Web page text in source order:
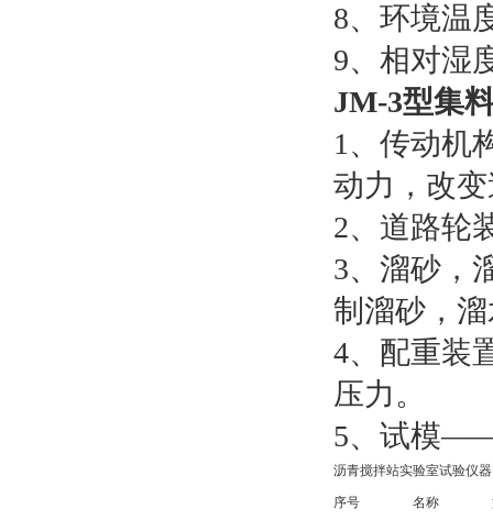
8、环境温
9、相对湿
JM-3型集
1、传动机
动力，改
2、道路轮
3、溜砂，
制溜砂，
4、配重装
压力。
5、试模
沥青搅拌站实验室试验仪器
序号 名称